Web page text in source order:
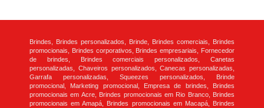
Brindes, Brindes personalizados, Brinde, Brindes comerciais, Brindes
promocionais, Brindes corporativos, Brindes empresariais, Fornecedor
de brindes, Brindes comerciais personalizados, Canetas
personalizadas, Chaveiros personalizados, Canecas personalizadas,
Garrafa personalizadas, Squeezes personalizados, Brinde
promocional, Marketing promocional, Empresa de brindes, Brindes
promocionais em Acre, Brindes promocionais em Rio Branco, Brindes
promocionais em Amapá, Brindes promocionais em Macapá, Brindes